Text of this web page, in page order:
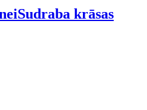
Sudraba krāsas